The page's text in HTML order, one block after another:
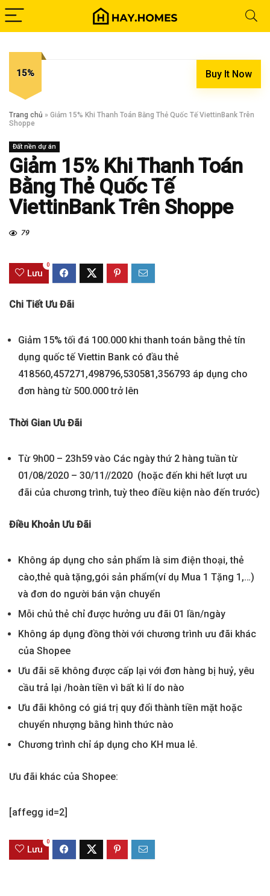
15% Buy It Now
Trang chủ » Giảm 15% Khi Thanh Toán Bằng Thẻ Quốc Tế ViettinBank Trên
Shoppe
Đất nền dự án
Giảm 15% Khi Thanh Toán
Bằng Thẻ Quốc Tế
ViettinBank Trên Shoppe
79
Lưu
0
Chi Tiết Ưu Đãi
Giảm 15% tối đá 100.000 khi thanh toán bằng thẻ tín
dụng quốc tế Viettin Bank có đầu thẻ
418560,457271,498796,530581,356793 áp dụng cho
đơn hàng từ 500.000 trở lên
Thời Gian Ưu Đãi
Từ 9h00 – 23h59 vào Các ngày thứ 2 hàng tuần từ
01/08/2020 – 30/11//2020 (hoặc đến khi hết lượt ưu
đãi của chương trình, tuỳ theo điều kiện nào đến trước)
Điều Khoản Ưu Đãi
Không áp dụng cho sản phẩm là sim điện thoại, thẻ
cào,thẻ quà tặng,gói sản phẩm(ví dụ Mua 1 Tặng 1,…)
và đơn do người bán vận chuyển
Mỗi chủ thẻ chỉ được hưởng ưu đãi 01 lần/ngày
Không áp dụng đồng thời với chương trình ưu đãi khác
của Shopee
Ưu đãi sẽ không được cấp lại với đơn hàng bị huỷ, yêu
cầu trả lại /hoàn tiền vì bất kì lí do nào
Ưu đãi không có giá trị quy đổi thành tiền mặt hoặc
chuyển nhượng bằng hình thức nào
Chương trình chỉ áp dụng cho KH mua lẻ.
Ưu đãi khác của Shopee:
[affegg id=2]
Lưu
0